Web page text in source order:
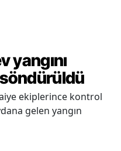
yangını
ekiplerince kontrol
gelen yangın